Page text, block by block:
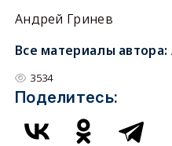
Андрей Гринев
Все материалы автора:
3534
Поделитесь: